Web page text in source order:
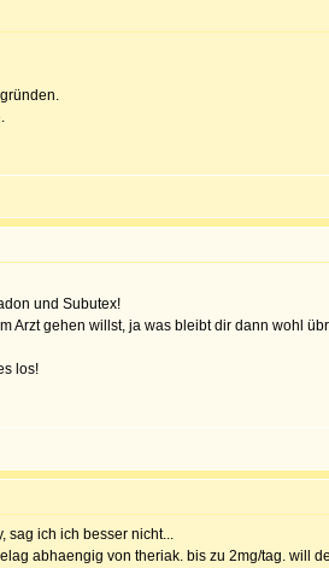
und Subutex!
Arzt gehen willst, ja was bleibt dir dann wohl
los!
sag ich ich besser nicht...
abhaengig von theriak. bis zu 2mg/tag. will